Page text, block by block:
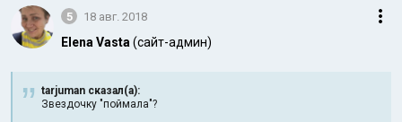
5 18 авг. 2018
Elena Vasta (сайт-админ)
tarjuman сказал(а):
Звездочку "поймала"?